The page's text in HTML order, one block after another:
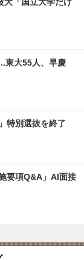
東大55人、早慶
特別選抜を終了
要項Q&A」AI面接